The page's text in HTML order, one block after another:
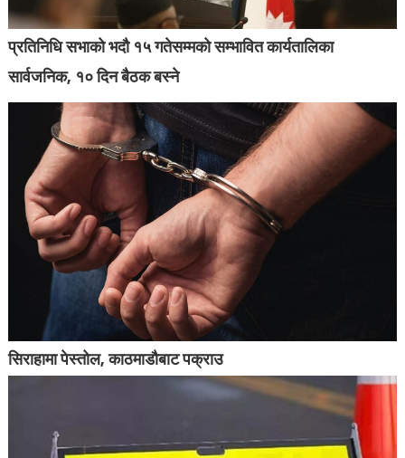
प्रतिनिधि सभाको भदौ १५ गतेसम्मको सम्भावित कार्यतालिका
सार्वजनिक, १० दिन बैठक बस्ने
सिराहामा पेस्तोल, काठमाडौबाट पक्राउ